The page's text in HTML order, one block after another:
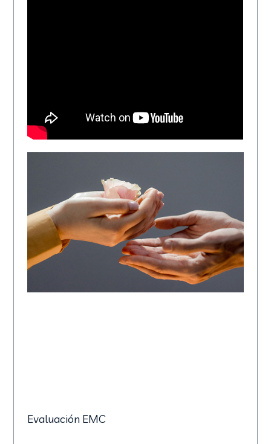
Evaluación EMC